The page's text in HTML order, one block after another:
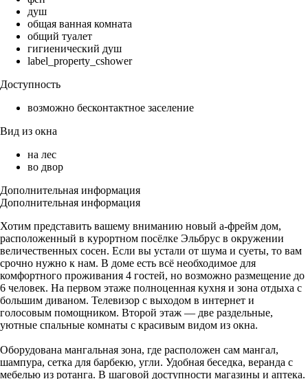
душ
общая ванная комната
общий туалет
гигиенический душ
label_property_cshower
Доступность
возможно бесконтактное заселение
Вид из окна
на лес
во двор
Дополнительная информация
Дополнительная информация
Хотим представить вашему вниманию новый а-фрейм дом,
расположенный в курортном посёлке Эльбрус в окружении
величественных сосен. Если вы устали от шума и суеты, то вам
срочно нужно к нам. В доме есть всё необходимое для
комфортного проживания 4 гостей, но возможно размещение до
6 человек. На первом этаже полноценная кухня и зона отдыха с
большим диваном. Телевизор с выходом в интернет и
голосовым помощником. Второй этаж — две раздельные,
уютные спальные комнаты с красивым видом из окна.
Оборудована мангальная зона, где расположен сам мангал,
шампура, сетка для барбекю, угли. Удобная беседка, веранда с
мебелью из ротанга. В шаговой доступности магазины и аптека.